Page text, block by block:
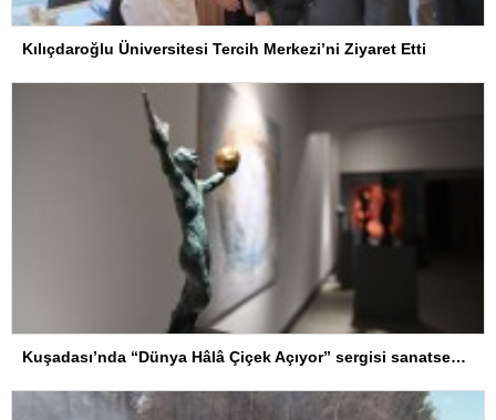
Kılıçdaroğlu Üniversitesi Tercih Merkezi’ni Ziyaret Etti
Kuşadası’nda “Dünya Hâlâ Çiçek Açıyor” sergisi sanatseverlerle buluşuyor